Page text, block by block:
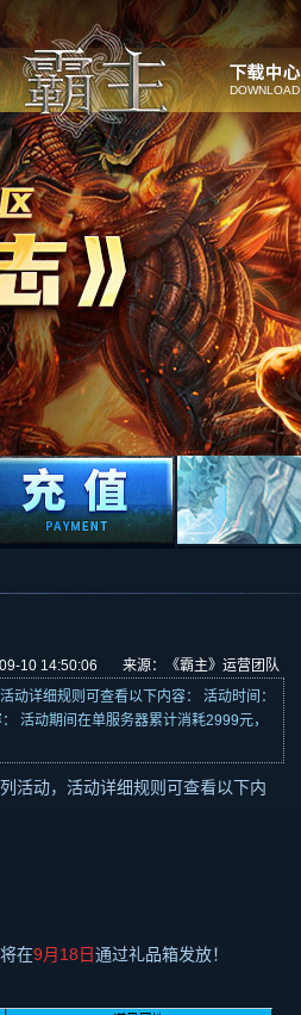
DOWNLOAD
10 14:50:06 来源：《霸主》运营团队
动详细规则可查看以下内容： 活动时间：
活动期间在单服务器累计消耗2999元，
活动，活动详细规则可查看以下内
在9月 18 日通过礼品箱发放！